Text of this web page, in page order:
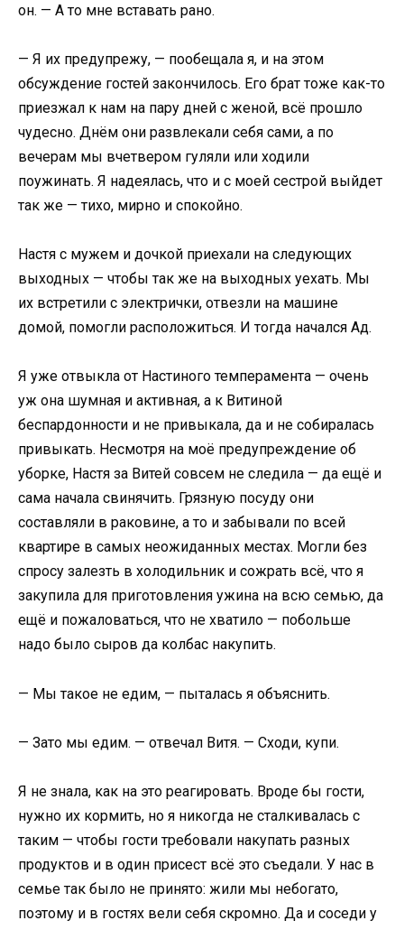
он. — А то мне вставать рано.
— Я их предупрежу, — пообещала я, и на этом
обсуждение гостей закончилось. Его брат тоже как-то
приезжал к нам на пару дней с женой, всё прошло
чудесно. Днём они развлекали себя сами, а по
вечерам мы вчетвером гуляли или ходили
поужинать. Я надеялась, что и с моей сестрой выйдет
так же — тихо, мирно и спокойно.
Настя с мужем и дочкой приехали на следующих
выходных — чтобы так же на выходных уехать. Мы
их встретили с электрички, отвезли на машине
домой, помогли расположиться. И тогда начался Ад.
Я уже отвыкла от Настиного темперамента — очень
уж она шумная и активная, а к Витиной
беспардонности и не привыкала, да и не собиралась
привыкать. Несмотря на моё предупреждение об
уборке, Настя за Витей совсем не следила — да ещё и
сама начала свинячить. Грязную посуду они
составляли в раковине, а то и забывали по всей
квартире в самых неожиданных местах. Могли без
спросу залезть в холодильник и сожрать всё, что я
закупила для приготовления ужина на всю семью, да
ещё и пожаловаться, что не хватило — побольше
надо было сыров да колбас накупить.
— Мы такое не едим, — пыталась я объяснить.
— Зато мы едим. — отвечал Витя. — Сходи, купи.
Я не знала, как на это реагировать. Вроде бы гости,
нужно их кормить, но я никогда не сталкивалась с
таким — чтобы гости требовали накупать разных
продуктов и в один присест всё это съедали. У нас в
семье так было не принято: жили мы небогато,
поэтому и в гостях вели себя скромно. Да и соседи у